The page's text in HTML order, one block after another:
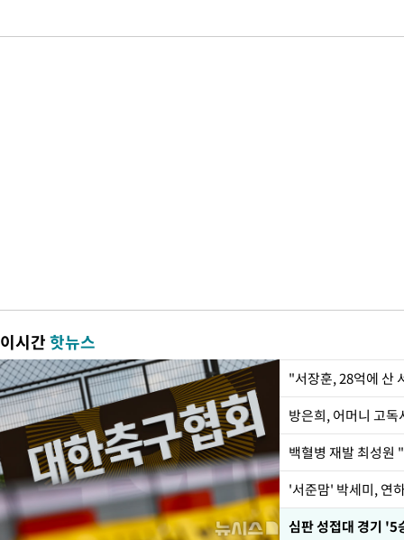
이시간핫뉴스
"서장훈, 28억에 산
방은희, 어머니 고
백혈병 재발 최성원
'서준맘' 박세미, 연